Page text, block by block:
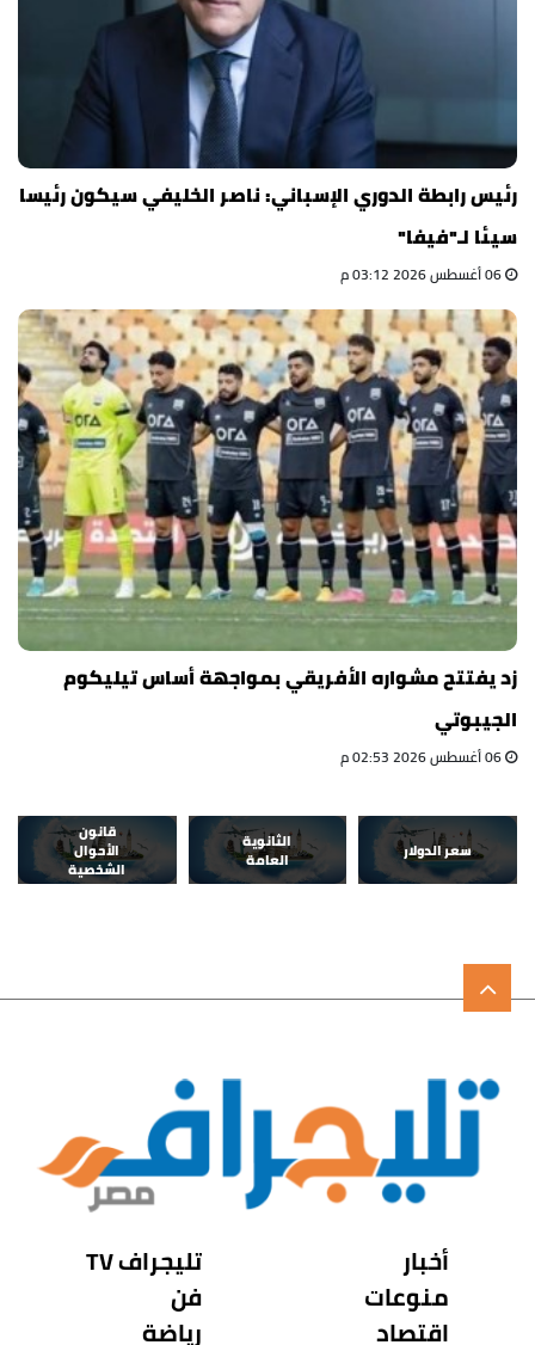
رئيس رابطة الدوري الإسباني: ناصر الخليفي سيكون رئيسا
سيئا لـ"فيفا"
زد يفتتح مشواره الأفريقي بمواجهة أساس تيليكوم
الجيبوتي
سعر الدولار
الثانوية
العامة
قانون
الأحوال
الشخصية
أخبار
منوعات
اقتصاد
تليجراف TV
فن
رياضة